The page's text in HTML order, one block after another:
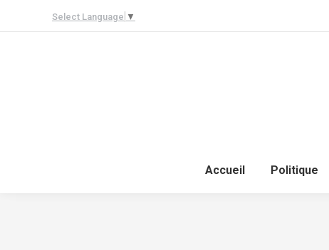
Select Language ▼
Accueil Politique